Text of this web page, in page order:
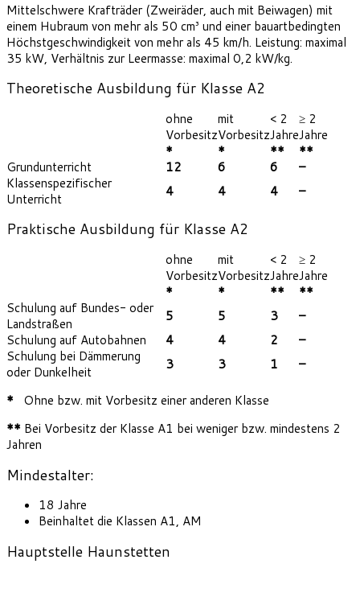
Mittelschwere Krafträder (Zweiräder, auch mit Beiwagen) mit
einem Hubraum von mehr als 50 cm³ und einer bauartbedingten
Höchstgeschwindigkeit von mehr als 45 km/h. Leistung: maximal
35 kW, Verhältnis zur Leermasse: maximal 0,2 kW/kg.
Theoretische Ausbildung für Klasse A2
ohne
Vorbesitz
*
mit
Vorbesitz
*
< 2
Jahre
**
≥ 2
Jahre
**
Grundunterricht
12 6 6
–
Klassenspezifischer
Unterricht
4 4 4 –
Praktische Ausbildung für Klasse A2
ohne
Vorbesitz
*
mit
Vorbesitz
*
< 2
Jahre
**
≥ 2
Jahre
**
Schulung auf Bundes- oder
Landstraßen
5 5 3
–
Schulung auf Autobahnen
4 4 2
–
Schulung bei Dämmerung
oder Dunkelheit
3 3 1 –
* Ohne bzw. mit Vorbesitz einer anderen Klasse
** Bei Vorbesitz der Klasse A1 bei weniger bzw. mindestens 2
Jahren
Mindestalter:
18 Jahre
Beinhaltet die Klassen A1, AM
Hauptstelle Haunstetten